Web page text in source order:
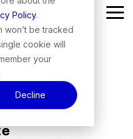
Policy.
won’t be tracked
cookie will
your
Decline